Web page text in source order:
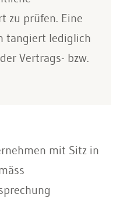
zu prüfen. Eine
tangiert lediglich
Vertrags- bzw.
mit Sitz in